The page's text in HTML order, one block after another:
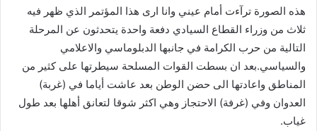
هذه الصورة ترآءت أمام عيني وانا ارى هذا المؤتمر الذي ظهر فيه
ثلاث من وزراء القطاع السيادي دفعة واحدة يتحدثون عن المرحلة
التالية من حرب الكرامة في جانبها الدبلوماسي والاعلامي
والسياسي.بعد ان بسطت القوات المسلحة سيطرتها على كثير من
المناطق واعادتها الى حضن الوطن بعد عاشت أياما في (غربة)
العدوان وفي (غرفة) الاحتجاز وهي اكثر شوقا لتعانق أهلها بعد طول
غياب.